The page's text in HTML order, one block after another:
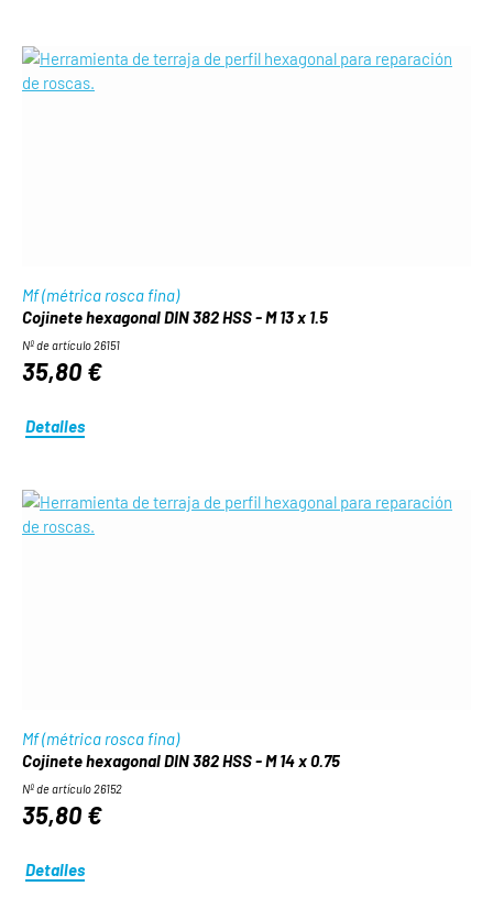
Mf (métrica rosca fina)
Cojinete hexagonal DIN 382 HSS - M 13 x 1.5
Nº de artículo 26151
35,80 €
Detalles
Mf (métrica rosca fina)
Cojinete hexagonal DIN 382 HSS - M 14 x 0.75
Nº de artículo 26152
35,80 €
Detalles